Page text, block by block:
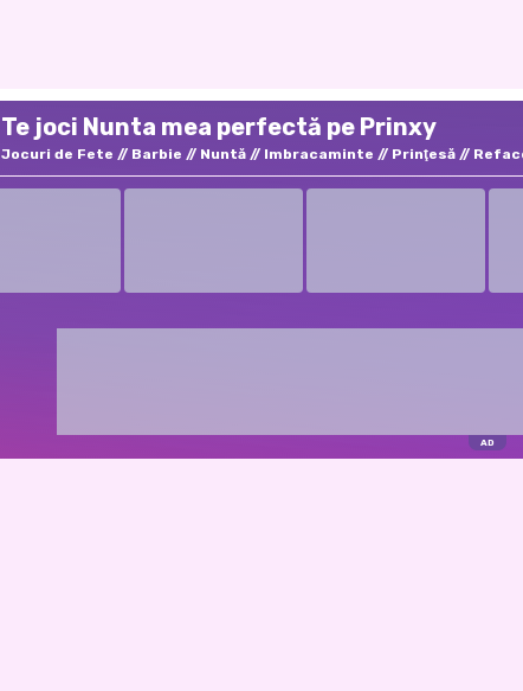
Te joci Nunta mea perfectă pe Prinxy
Jocuri de Fete Barbie Nuntă Imbracaminte Prinţesă